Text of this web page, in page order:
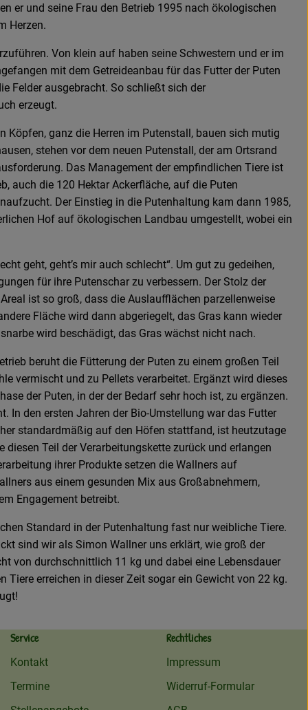
er und seine Frau den Betrieb 1995 nach ökologischen
Herzen.
Von klein auf haben seine Schwestern und er im
mit dem Getreideanbau für das Futter der Puten
Felder ausgebracht. So schließt sich der
erzeugt.
Köpfen, ganz die Herren im Putenstall, bauen sich mutig
stehen vor dem neuen Putenstall, der am Ortsrand
Das Management der empfindlichen Tiere ist
auch die 120 Hektar Ackerfläche, auf die Puten
Der Einstieg in die Putenhaltung kam dann 1985,
Hof auf ökologischen Landbau umgestellt, wobei ein
geht, geht’s mir auch schlecht“. Um gut zu gedeihen,
für ihre Putenschar zu verbessern. Der Stolz der
ist so groß, dass die Auslaufflächen parzellenweise
Fläche wird dann abgeriegelt, das Gras kann wieder
wird beschädigt, das Gras wächst nicht nach.
beruht die Fütterung der Puten zu einem großen Teil
vermischt und zu Pellets verarbeitet. Ergänzt wird dieses
der Puten, in der der Bedarf sehr hoch ist, zu ergänzen.
In den ersten Jahren der Bio-Umstellung war das Futter
standardmäßig auf den Höfen stattfand, ist heutzutage
Teil der Verarbeitungskette zurück und erlangen
ihrer Produkte setzen die Wallners auf
aus einem gesunden Mix aus Großabnehmern,
Engagement betreibt.
Standard in der Putenhaltung fast nur weibliche Tiere.
sind wir als Simon Wallner uns erklärt, wie groß der
von durchschnittlich 11 kg und dabei eine Lebensdauer
erreichen in dieser Zeit sogar ein Gewicht von 22 kg.
Service
Kontakt
Termine
Rechtliches
Impressum
Widerruf-Formular